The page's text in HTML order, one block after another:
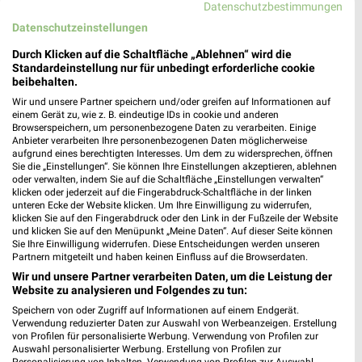
Hornstraße 6
93053 Regensburg
Heute 08:00 - 20:00 Uhr | Geschlossen
401,11 km • Angebote: 1 Prospekt
Angebote-Kalender für EDEKA in
Regensburg und Umgebung
Aug.
03Mo 04Di 05Mi 06 Do 07Fr
EDEKA - Angebote ab 03.08.
Datenschutzbestimmungen
Datenschutzeinstellungen
Durch Klicken auf die Schaltfläche „Ablehnen“ wird die
Standardeinstellung nur für unbedingt erforderliche cookie
beibehalten.
Wir und unsere Partner speichern und/oder greifen auf Informationen auf
einem Gerät zu, wie z. B. eindeutige IDs in cookie und anderen
Browserspeichern, um personenbezogene Daten zu verarbeiten. Einige
Anbieter verarbeiten Ihre personenbezogenen Daten möglicherweise
aufgrund eines berechtigten Interesses. Um dem zu widersprechen, öffnen
Sie die „Einstellungen“. Sie können Ihre Einstellungen akzeptieren, ablehnen
oder verwalten, indem Sie auf die Schaltfläche „Einstellungen verwalten“
klicken oder jederzeit auf die Fingerabdruck-Schaltfläche in der linken
unteren Ecke der Website klicken. Um Ihre Einwilligung zu widerrufen,
klicken Sie auf den Fingerabdruck oder den Link in der Fußzeile der Website
und klicken Sie auf den Menüpunkt „Meine Daten“. Auf dieser Seite können
Sie Ihre Einwilligung widerrufen. Diese Entscheidungen werden unseren
Partnern mitgeteilt und haben keinen Einfluss auf die Browserdaten.
Wir und unsere Partner verarbeiten Daten, um die Leistung der
Website zu analysieren und Folgendes zu tun:
Speichern von oder Zugriff auf Informationen auf einem Endgerät.
Verwendung reduzierter Daten zur Auswahl von Werbeanzeigen. Erstellung
von Profilen für personalisierte Werbung. Verwendung von Profilen zur
Auswahl personalisierter Werbung. Erstellung von Profilen zur